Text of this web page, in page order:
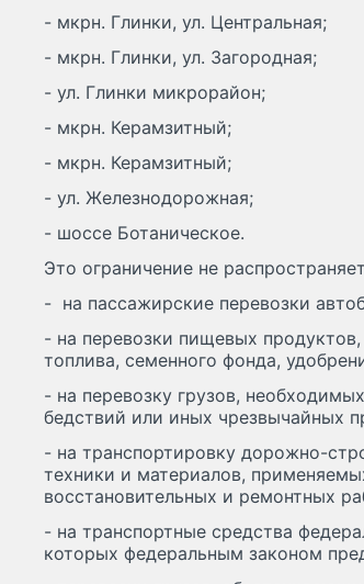
- мкрн. Глинки, ул. Центральная;
- мкрн. Глинки, ул. Загородная;
- ул. Глинки микрорайон;
- мкрн. Керамзитный;
- мкрн. Керамзитный;
- ул. Железнодорожная;
- шоссе Ботаническое.
Это ограничение не
- на пассажирские перевозки
- на перевозки пищевых
топлива, семенного фонда,
- на перевозку грузов,
бедствий или иных чрезвычайных
- на транспортировку дорожно-
техники и материалов,
восстановительных и ремонтных
- на транспортные средства
которых федеральным законом